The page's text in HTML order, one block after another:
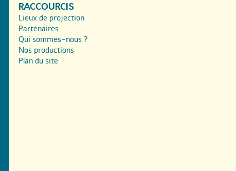
RACCOURCIS
Lieux de projection
Partenaires
Qui sommes-nous ?
Nos productions
Plan du site